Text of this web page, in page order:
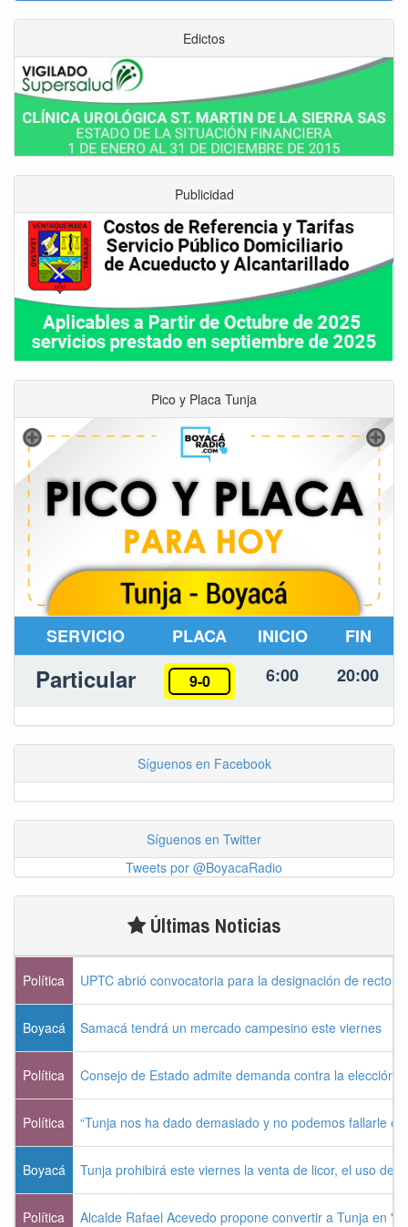
Edictos
Publicidad
Pico y Placa Tunja
SERVICIO PLACA INICIO FIN
Particular 9-0 6:00 20:00
Síguenos en Facebook
Síguenos en Twitter
Tweets por @BoyacaRadio
Últimas Noticias
Política UPTC abrió convocatoria para la designación de rector
Boyacá Samacá tendrá un mercado campesino este viernes
Política Consejo de Estado admite demanda contra la elección
Política “Tunja nos ha dado demasiado y no podemos fallarle
Boyacá Tunja prohibirá este viernes la venta de licor, el uso de
Política Alcalde Rafael Acevedo propone convertir a Tunja en